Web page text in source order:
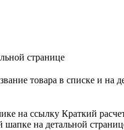
странице
товара в списке и на
на ссылку Краткий
на детальной